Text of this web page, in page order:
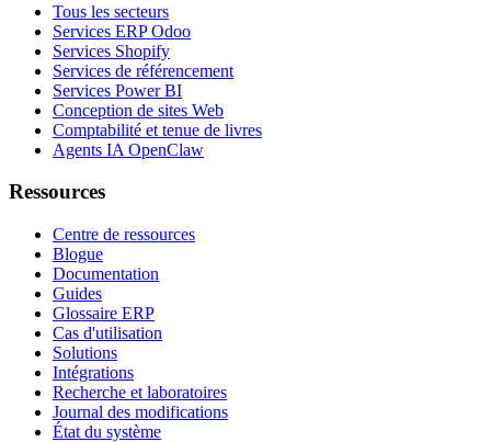
Tous les secteurs
Services ERP Odoo
Services Shopify
Services de référencement
Services Power BI
Conception de sites Web
Comptabilité et tenue de livres
Agents IA OpenClaw
Ressources
Centre de ressources
Blogue
Documentation
Guides
Glossaire ERP
Cas d'utilisation
Solutions
Intégrations
Recherche et laboratoires
Journal des modifications
État du système